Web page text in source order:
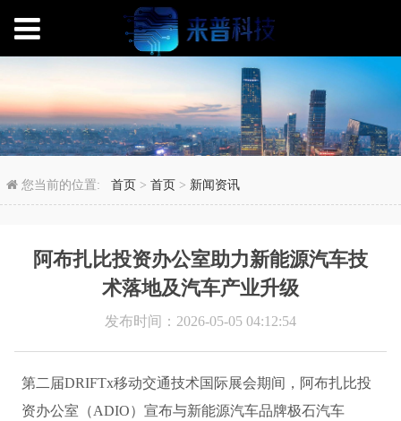
阿布扎比投资办公室助
您当前的位置:首页 >首页 > 新闻资讯
阿布扎比投资办公室助力新能源汽车技
术落地及汽车产业升级
发布时间：2026-05-05 04:12:54
第二届DRIFTx移动交通技术国际展会期间，阿布扎比投
资办公室（ADIO）宣布与新能源汽车品牌极石汽车